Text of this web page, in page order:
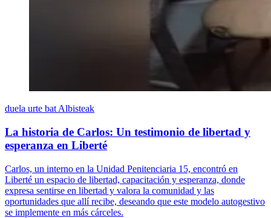
duela urte batAlbisteak
La historia de Carlos: Un testimonio de libertad y
esperanza en Liberté
Carlos, un interno en la Unidad Penitenciaria 15, encontró en
Liberté un espacio de libertad, capacitación y esperanza, donde
expresa sentirse en libertad y valora la comunidad y las
oportunidades que allí recibe, deseando que este modelo autogestivo
se implemente en más cárceles.